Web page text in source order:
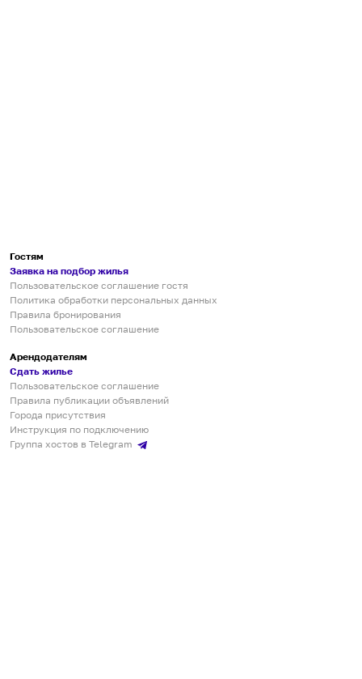
Гостям
Заявка на подбор жилья
Пользовательское соглашение гостя
Политика обработки персональных данных
Правила бронирования
Пользовательское соглашение
Арендодателям
Сдать жилье
Пользовательское соглашение
Правила публикации объявлений
Города присутствия
Инструкция по подключению
Группа хостов в Telegram